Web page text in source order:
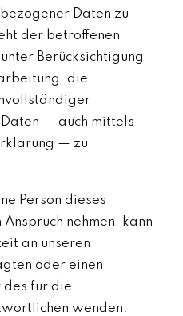
Daten zu
der betroffenen
Berücksichtigung
die
— auch mittels
— zu
Person dieses
nehmen, kann
an unseren
oder einen
für die
wenden.